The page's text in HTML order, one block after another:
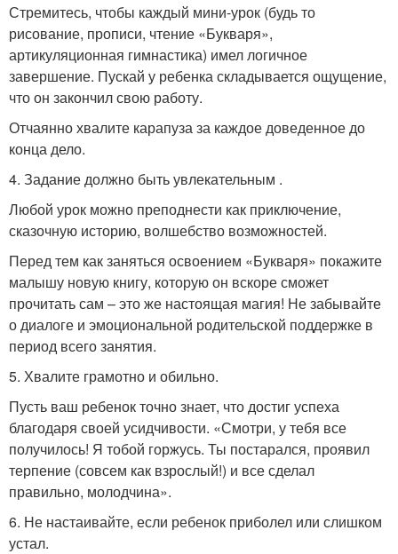
Стремитесь, чтобы каждый мини-урок (будь то
рисование, прописи, чтение «Букваря»,
артикуляционная гимнастика) имел логичное
завершение. Пускай у ребенка складывается ощущение,
что он закончил свою работу.
Отчаянно хвалите карапуза за каждое доведенное до
конца дело.
4. Задание должно быть увлекательным .
Любой урок можно преподнести как приключение,
сказочную историю, волшебство возможностей.
Перед тем как заняться освоением «Букваря» покажите
малышу новую книгу, которую он вскоре сможет
прочитать сам – это же настоящая магия! Не забывайте
о диалоге и эмоциональной родительской поддержке в
период всего занятия.
5. Хвалите грамотно и обильно.
Пусть ваш ребенок точно знает, что достиг успеха
благодаря своей усидчивости. «Смотри, у тебя все
получилось! Я тобой горжусь. Ты постарался, проявил
терпение (совсем как взрослый!) и все сделал
правильно, молодчина».
6. Не настаивайте, если ребенок приболел или слишком
устал.